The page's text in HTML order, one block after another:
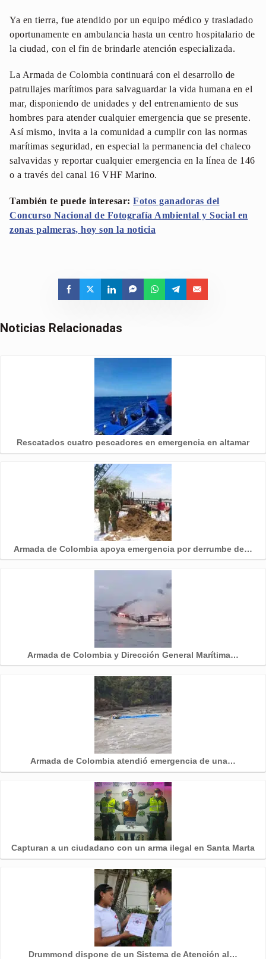
Ya en tierra, fue atendido por un equipo médico y trasladado
oportunamente en ambulancia hasta un centro hospitalario de
la ciudad, con el fin de brindarle atención especializada.
La Armada de Colombia continuará con el desarrollo de
patrullajes marítimos para salvaguardar la vida humana en el
mar, disponiendo de unidades y del entrenamiento de sus
hombres para atender cualquier emergencia que se presente.
Así mismo, invita a la comunidad a cumplir con las normas
marítimas seguridad, en especial la permanencia del chaleco
salvavidas y reportar cualquier emergencia en la línea de 146
o a través del canal 16 VHF Marino.
También te puede interesar: Fotos ganadoras del
Concurso Nacional de Fotografía Ambiental y Social en
zonas palmeras, hoy son la noticia
Noticias Relacionadas
Rescatados cuatro pescadores en emergencia en altamar
Armada de Colombia apoya emergencia por derrumbe de…
Armada de Colombia y Dirección General Marítima…
Armada de Colombia atendió emergencia de una…
Capturan a un ciudadano con un arma ilegal en Santa Marta
Drummond dispone de un Sistema de Atención al…